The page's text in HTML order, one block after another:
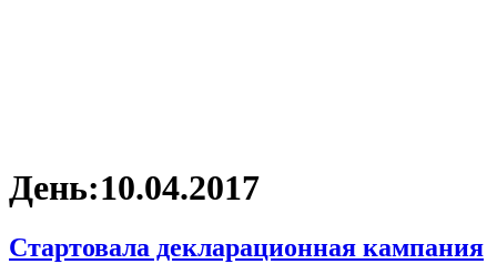
День:10.04.2017
Стартовала декларационная кампания